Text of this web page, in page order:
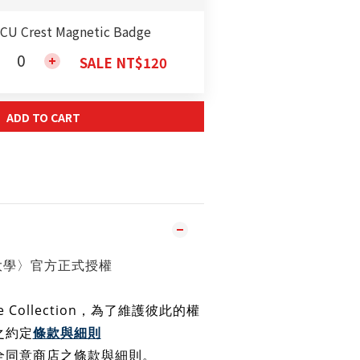
Crest Magnetic Badge
SALE NT$120
ADD TO CART
〉官方正式授權
Collection，為了維護彼此的權
約定條款與細則
意商店之條款與細則。